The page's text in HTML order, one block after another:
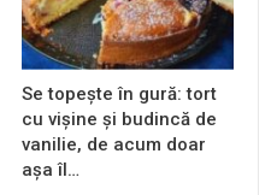
Se topește în gură: tort
cu vișine și budincă de
vanilie, de acum doar
așa îl…